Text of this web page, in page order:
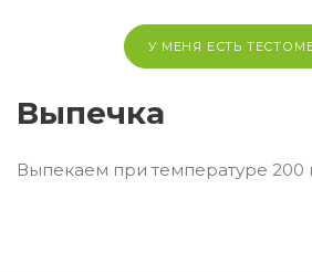
У МЕНЯ ЕСТЬ
Выпечка
Выпекаем при температуре 200